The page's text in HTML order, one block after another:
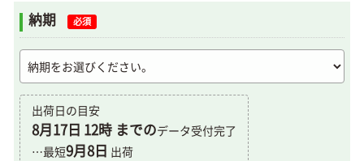
納期 必須
出荷日の目安
8月17日 12時 までのデータ受付完了
…最短9月8日 出荷